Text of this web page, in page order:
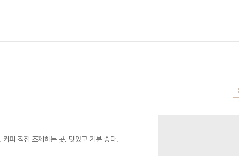
피 직접 조제하는 곳. 멋있고 기분 좋다.